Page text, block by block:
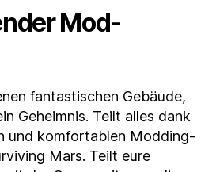
Mod-
fantastischen Gebäude,
Geheimnis. Teilt alles dank
und komfortablen Modding-
Mars. Teilt eure